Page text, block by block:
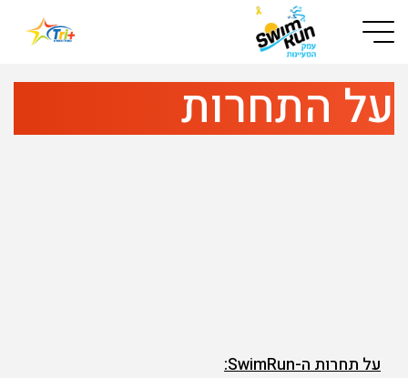
Button used only for devices with a small screen
על התחרות
על תחרות ה-SwimRun
: